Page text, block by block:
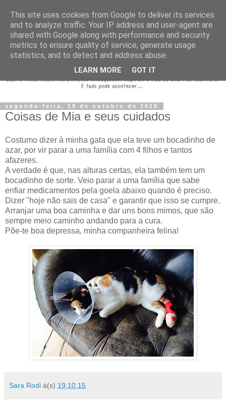
segunda-feira, 19 de outubro de 2015
Coisas de Mia e seus cuidados
Costumo dizer à minha gata que ela teve um bocadinho de
azar, por vir parar a uma família com 4 filhos e tantos
afazeres.
A verdade é que, nas alturas certas, ela também tem um
bocadinho de sorte. Veio parar a uma família que sabe
enfiar medicamentos pela goela abaixo quando é preciso.
Dizer "hoje não sais de casa" e garantir que isso se cumpre.
Arranjar uma boa caminha e dar uns bons mimos, que são
sempre meio caminho andando para a cura.
Põe-te boa depressa, minha companheira felina!
Sara Rodi à(s) 19.10.15
This site uses cookies from Google to deliver its services
and to analyze traffic. Your IP address and user-agent are
shared with Google along with performance and security
metrics to ensure quality of service, generate usage
statistics, and to detect and address abuse.
LEARN MORE GOT IT